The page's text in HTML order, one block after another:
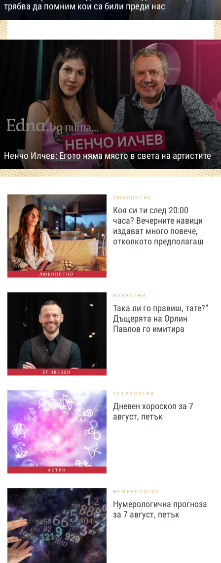
трябва да помним кои са били преди нас
Ненчо Илчев: Егото няма място в света на артистите
ЛЮБОПИТНО
ЛЮБОПИТНО
Коя си ти след 20:00
часа? Вечерните навици
издават много повече,
отколкото предполагаш
БГ ЗВЕЗДИ
ИЗВЕСТНИ
Така ли го правиш, тате?“
Дъщерята на Орлин
Павлов го имитира
АСТРО
АСТРОЛОГИЯ
Дневен хороскоп за 7
август, петък
НУМЕРОЛОГИЯ
Нумерологична прогноза
за 7 август, петък